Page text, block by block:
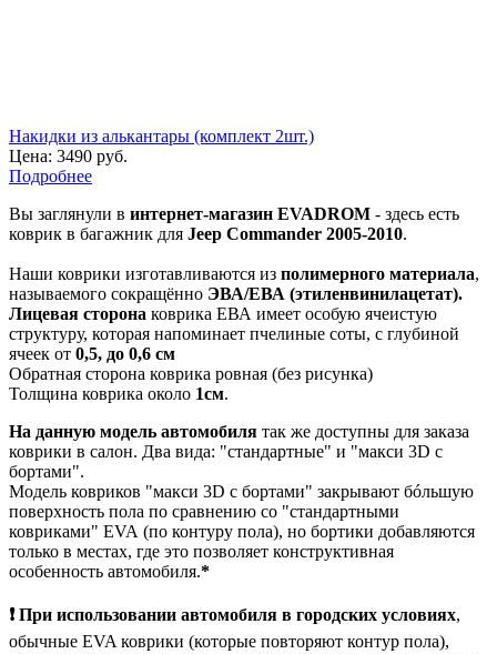
Накидки из алькантары (комплект 2шт.)
Цена: 3490 руб.
Подробнее
Вы заглянули в интернет-магазин EVADROM - здесь есть
коврик в багажник для Jeep Commander 2005-2010.
Наши коврики изготавливаются из полимерного материала,
называемого сокращённо ЭВА/ЕВА (этиленвинилацетат).
Лицевая сторона коврика ЕВА имеет особую ячеистую
структуру, которая напоминает пчелиные соты, с глубиной
ячеек от 0,5, до 0,6 см
Обратная сторона коврика ровная (без рисунка)
Толщина коврика около 1см.
На данную модель автомобиля так же доступны для заказа
коврики в салон. Два вида: "стандартные" и "макси 3D с
бортами".
Модель ковриков "макси 3D с бортами" закрывают бóльшую
поверхность пола по сравнению со "стандартными
ковриками" EVA (по контуру пола), но бортики добавляются
только в местах, где это позволяет конструктивная
особенность автомобиля.*
❗ При использовании автомобиля в городских условиях,
обычные EVA коврики (которые повторяют контур пола),